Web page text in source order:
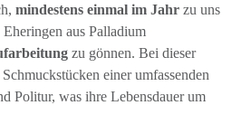
mindestens einmal im Jahr zu uns
aus Palladium
zu gönnen. Bei dieser
einer umfassenden
Politur, was ihre Lebensdauer um